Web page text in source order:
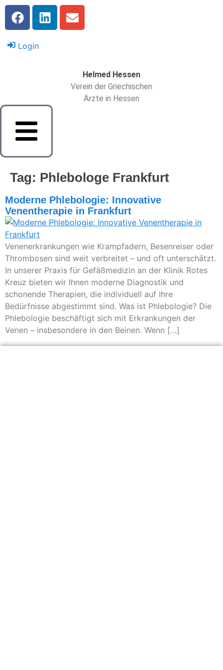
Login
Helmed Hessen
Verein der Griechischen
Ärzte in Hessen
Tag: Phlebologe Frankfurt
Moderne Phlebologie: Innovative
Venentherapie in Frankfurt
Venenerkrankungen wie Krampfadern, Besenreiser oder
Thrombosen sind weit verbreitet – und oft unterschätzt.
In unserer Praxis für Gefäßmedizin an der Klinik Rotes
Kreuz bieten wir Ihnen moderne Diagnostik und
schonende Therapien, die individuell auf Ihre
Bedürfnisse abgestimmt sind. Was ist Phlebologie? Die
Phlebologie beschäftigt sich mit Erkrankungen der
Venen – insbesondere in den Beinen. Wenn […]